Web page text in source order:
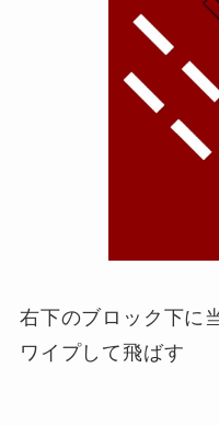
右下のブロック下に
ワイプして飛ばす